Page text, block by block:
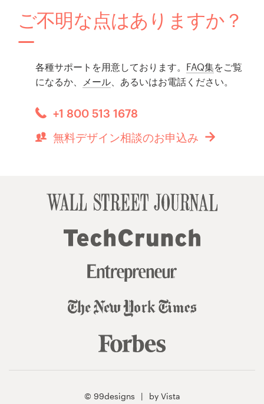
ご不明な点はありますか？
各種サポートを用意しております。 FAQ集をご覧
になるか、
メール 、あるいはお電話ください。
+1 800 513 1678
無料デザイン相談のお申込み
© 99designs
by Vista